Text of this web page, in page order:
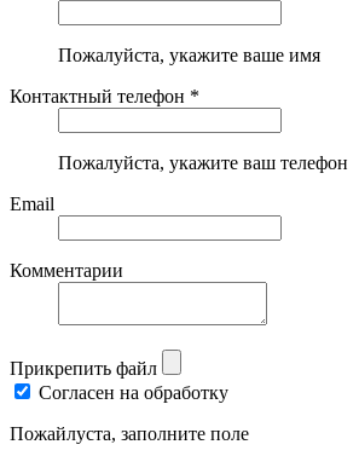
Пожалуйста, укажите ваше имя
Контактный телефон *
Пожалуйста, укажите ваш телефон
Email
Комментарии
Прикрепить файл
Согласен на обработку
Пожайлуста, заполните поле